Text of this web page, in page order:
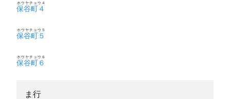
保谷町４
ホウヤチョウ４
保谷町５
ホウヤチョウ５
保谷町６
ホウヤチョウ６
ま行